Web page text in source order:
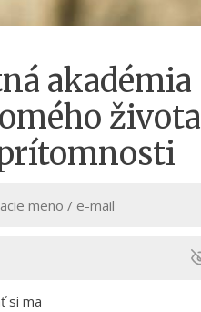
akadémia
života
si ma